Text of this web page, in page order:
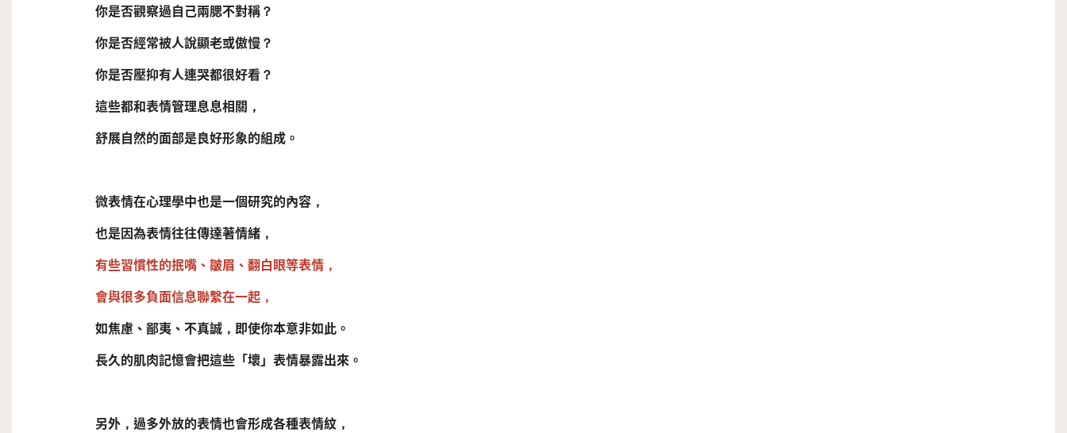
你是否觀察過自己兩腮不對稱？
你是否經常被人說顯老或傲慢？
你是否壓抑有人連哭都很好看？
這些都和表情管理息息相關，
舒展自然的面部是良好形象的組成。
微表情在心理學中也是一個研究的內容，
也是因為表情往往傳達著情緒，
有些習慣性的抿嘴、皺眉、翻白眼等表情，
會與很多負面信息聯繫在一起，
如焦慮、鄙夷、不真誠，即使你本意非如此。
長久的肌肉記憶會把這些「壞」表情暴露出來。
另外，過多外放的表情也會形成各種表情紋，